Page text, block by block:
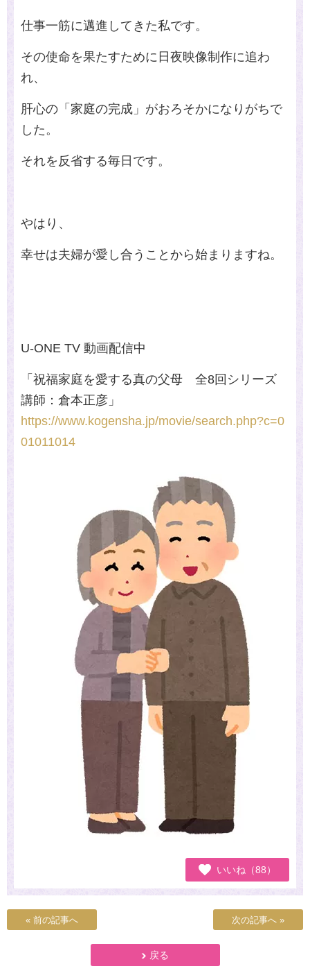
仕事一筋に邁進してきた私です。
その使命を果たすために日夜映像制作に追わ
れ、
肝心の「家庭の完成」がおろそかになりがちで
した。
それを反省する毎日です。
やはり、
幸せは夫婦が愛し合うことから始まりますね。
U-ONE TV 動画配信中
「祝福家庭を愛する真の父母 全8回シリーズ
講師：倉本正彦」
https://www.kogensha.jp/movie/search.php?c=0
01011014
いいね（88）
« 前の記事へ 次の記事へ »
戻る